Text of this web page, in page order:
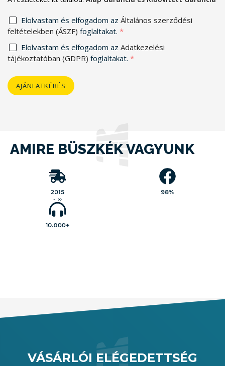
Elolvastam és elfogadom az Általános szerződési
feltételekben (ÁSZF) foglaltakat. *
Elolvastam és elfogadom az Adatkezelési
tájékoztatóban (GDPR) foglaltakat. *
AJÁNLATKÉRÉS
AMIRE BÜSZKÉK VAGYUNK
2015
- ∞
A
MobilGarázsBolt.hu
már
2015
óta
szolgálja vásárlói
igényt kielégítő
termékpalettájával.
10.000+
Indulásunk óta
10.000
-nél is
több
termék
et
a különböző
98%
értékelték a
munkánkat,
közel
1000 db
eddig leadott
alapján, ami
VÁSÁRLÓI ELÉGEDETTSÉG